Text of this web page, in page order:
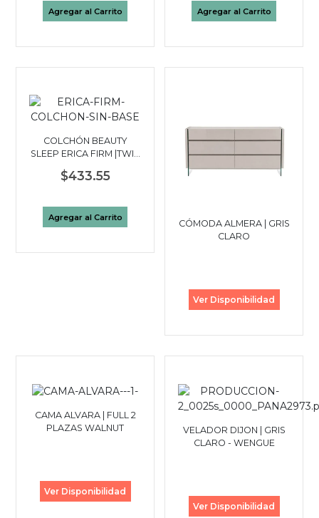
Agregar al Carrito Agregar al Carrito
COLCHÓN BEAUTY
SLEEP ERICA FIRM |TWIN
1½ PLAZAS
$433.55
Agregar al Carrito
CÓMODA ALMERA | GRIS
CLARO
Ver Disponibilidad
CAMA ALVARA | FULL 2
PLAZAS WALNUT
Ver Disponibilidad
VELADOR DIJON | GRIS
CLARO - WENGUE
Ver Disponibilidad